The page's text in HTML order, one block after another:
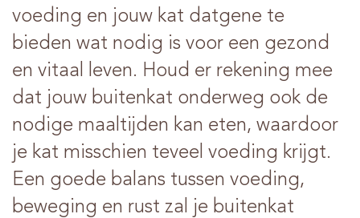
voeding en jouw kat datgene te
bieden wat nodig is voor een gezond
en vitaal leven. Houd er rekening mee
dat jouw buitenkat onderweg ook de
nodige maaltijden kan eten, waardoor
je kat misschien teveel voeding krijgt.
Een goede balans tussen voeding,
beweging en rust zal je buitenkat